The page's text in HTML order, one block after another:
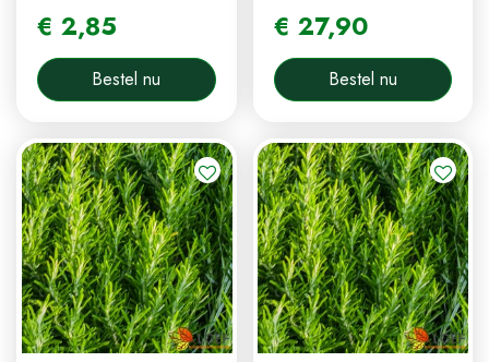
€ 2,85
Bestel nu
€ 27,90
Bestel nu